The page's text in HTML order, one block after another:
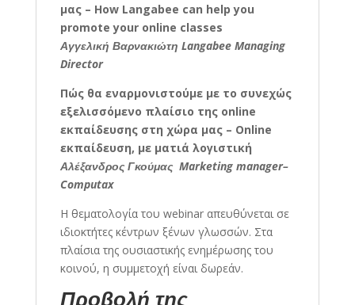
μας – How Langabee can help you
promote your online classes
Αγγελική Βαρνακιώτη Langabee Managing
Director
Πώς θα εναρμονιστούμε με το συνεχώς
εξελισσόμενο πλαίσιο της online
εκπαίδευσης στη χώρα μας – Online
εκπαίδευση, με ματιά λογιστική
Αλέξανδρος Γκούμας Marketing manager–
Computax
Η θεματολογία του webinar απευθύνεται σε
ιδιοκτήτες κέντρων ξένων γλωσσών. Στα
πλαίσια της ουσιαστικής ενημέρωσης του
κοινού, η συμμετοχή είναι δωρεάν.
Προβολή της